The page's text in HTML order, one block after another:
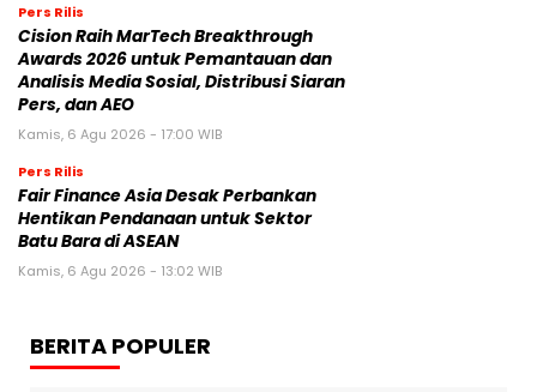
Pers Rilis
Cision Raih MarTech Breakthrough
Awards 2026 untuk Pemantauan dan
Analisis Media Sosial, Distribusi Siaran
Pers, dan AEO
Kamis, 6 Agu 2026 - 17:00 WIB
Pers Rilis
Fair Finance Asia Desak Perbankan
Hentikan Pendanaan untuk Sektor
Batu Bara di ASEAN
Kamis, 6 Agu 2026 - 13:02 WIB
BERITA POPULER